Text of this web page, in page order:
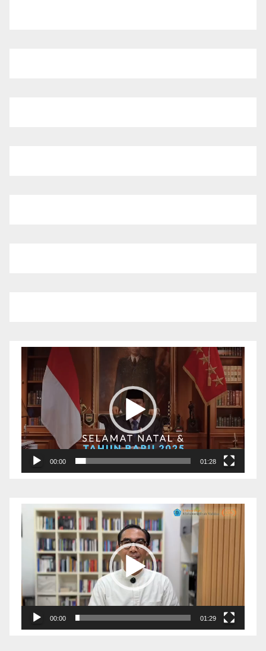
Pemutar
Video
00:00 01:28
Pemutar
Video
00:00 01:29